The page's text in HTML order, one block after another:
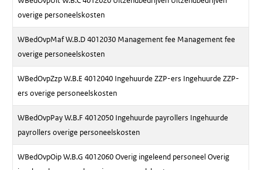
overige personeelskosten
WBedOvpMaf W.B.D 4012030 Management fee Management fee
overige personeelskosten
WBedOvpZzp W.B.E 4012040 Ingehuurde ZZP-ers Ingehuurde ZZP-
ers overige personeelskosten
WBedOvpPay W.B.F 4012050 Ingehuurde payrollers Ingehuurde
payrollers overige personeelskosten
WBedOvpOip W.B.G 4012060 Overig ingeleend personeel Overig